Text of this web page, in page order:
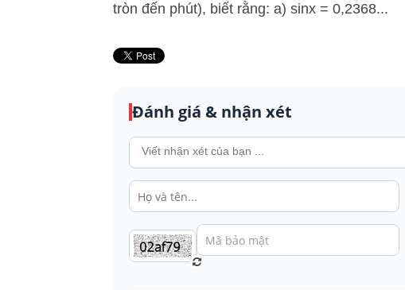
tròn đến phút), biết rằng: a) sinx = 0,2368...
Đánh giá & nhận xét